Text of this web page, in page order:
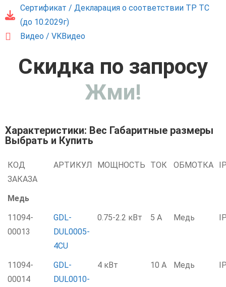
Сертификат / Декларация о соответствии ТР ТС
(до 10.2029г)
Видео / VKВидео
Скидка по запросу
Жми!
Характеристики: Вес Габаритные размеры
Выбрать и Купить
КОД
ЗАКАЗА
АРТИКУЛ МОЩНОСТЬ ТОК ОБМОТКА
Медь
11094-
00013
GDL-
DUL0005-
4CU
0.75-2.2 кВт 5 А Медь
11094-
00014
GDL-
DUL0010-
4 кВт 10 А Медь